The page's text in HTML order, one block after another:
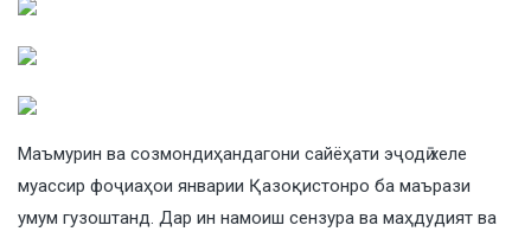
Маъмурин ва созмондиҳандагони сайёҳати эҷодӣ хеле
муассир фоҷиаҳои январии Қазоқистонро ба маърази
умум гузоштанд. Дар ин намоиш сензура ва маҳдудият ва